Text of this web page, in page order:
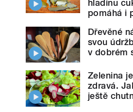
hladinu
pomáhá i
Dřevěné
svou
v dobrém
Zelenina
zdravá.
ještě